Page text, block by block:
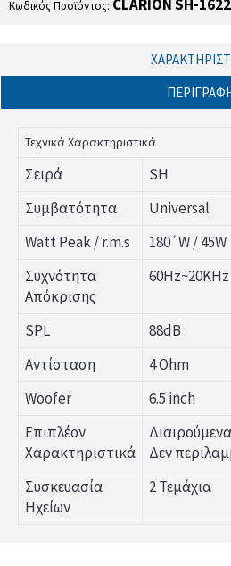
Κωδικός Προϊόντος: CLARION SH-
Τεχνικά Χαρακτηριστικά
Σειρά
SH
Συμβατότητα
Universal
Watt Peak / r.m.s
180΅W / 45W
Συχνότητα
Απόκρισης
60Hz~20KHz
SPL
88dB
Αντίσταση
4 Ohm
Woofer
6.5 inch
Επιπλέον
Χαρακτηριστικά
Δεν
Συσκευασία
Ηχείων
2 Τεμάχια